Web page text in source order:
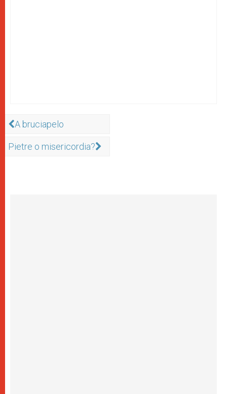
A bruciapelo
Pietre o misericordia?